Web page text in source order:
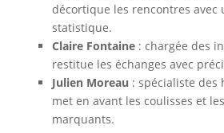
décortique les rencontres avec
statistique.
Claire Fontaine : chargée des
restitue les échanges avec
Julien Moreau : spécialiste des
met en avant les coulisses et
marquants.